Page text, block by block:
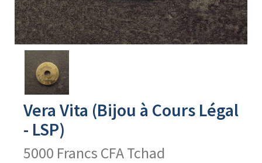
Avers
produit
Vera Vita (Bijou à Cours Légal
- LSP)
5000 Francs CFA Tchad